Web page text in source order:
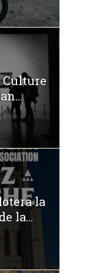
Culture
la
la...